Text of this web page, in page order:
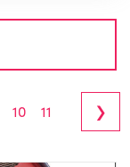
10 11 ›